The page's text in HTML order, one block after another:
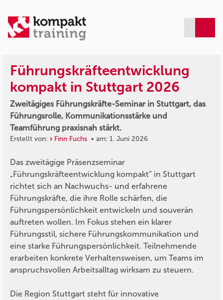
Führungskräfteentwicklung
kompakt in Stuttgart 2026
Zweitägiges Führungskräfte-Seminar in Stuttgart, das
Führungsrolle, Kommunikationsstärke und
Teamführung praxisnah stärkt.
Erstellt von: Finn Fuchs • am: 1. Juni 2026
Das zweitägige Präsenzseminar
„Führungskräfteentwicklung kompakt“ in Stuttgart
richtet sich an Nachwuchs- und erfahrene
Führungskräfte, die ihre Rolle schärfen, die
Führungspersönlichkeit entwickeln und souverän
auftreten wollen. Im Fokus stehen ein klarer
Führungsstil, sichere Führungskommunikation und
eine starke Führungspersönlichkeit. Teilnehmende
erarbeiten konkrete Verhaltensweisen, um Teams im
anspruchsvollen Arbeitsalltag wirksam zu steuern.
Die Region Stuttgart steht für innovative